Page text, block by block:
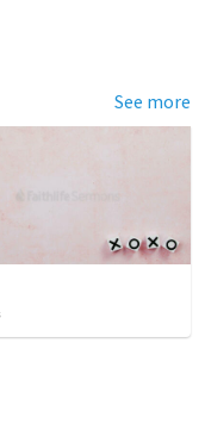
See more